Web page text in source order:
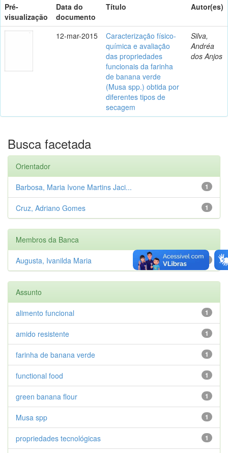
Pré-
visualização
Data do
documento
Título Autor(es)
12-mar-2015
Caracterização físico-
química e avaliação
das propriedades
funcionais da farinha
de banana verde
(Musa spp.) obtida por
diferentes tipos de
secagem
Silva,
Andréa
dos Anjos
Busca facetada
Orientador
1
Barbosa, Maria Ivone Martins Jaci...
1
Cruz, Adriano Gomes
Membros da Banca
Augusta, Ivanilda Maria
Assunto
1
alimento funcional
1
amido resistente
1
farinha de banana verde
1
functional food
1
green banana flour
1
Musa spp
1
propriedades tecnológicas